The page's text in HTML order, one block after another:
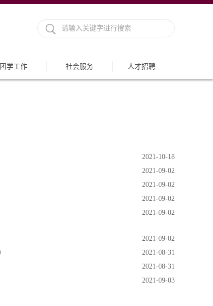
团学工作 社会服务 人才招聘
2021-10-18
2021-09-02
2021-09-02
2021-09-02
2021-09-02
2021-09-02
2021-08-31
2021-08-31
2021-09-03